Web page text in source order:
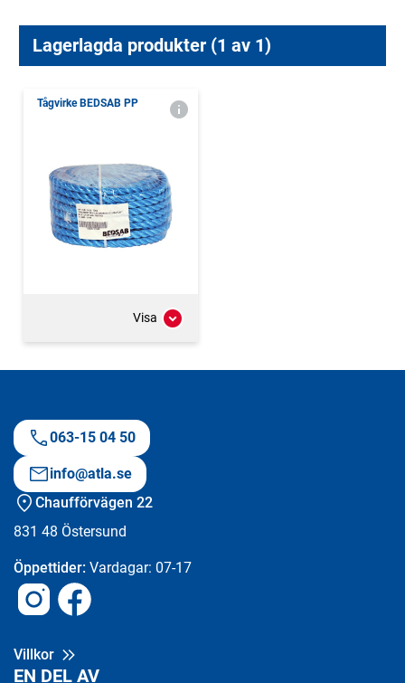
Lagerlagda produkter (1 av 1)
Tågvirke BEDSAB PP
Visa
063-15 04 50
info@atla.se
Chaufförvägen 22
831 48 Östersund
Öppettider: Vardagar: 07-17
Villkor
EN DEL AV